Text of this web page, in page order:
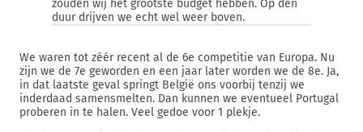
zouden wij het grootste budget hebben. Op den
duur drijven we echt wel weer boven.
We waren tot zéér recent al de 6e competitie van Europa. Nu
zijn we de 7e geworden en een jaar later worden we de 8e. Ja,
in dat laatste geval springt België ons voorbij tenzij we
inderdaad samensmelten. Dan kunnen we eventueel Portugal
proberen in te halen. Veel gedoe voor 1 plekje.